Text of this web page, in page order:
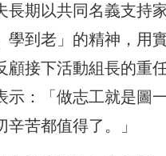
長期以共同名義支持
學到老」的精神，用
顧接下活動組長的重
示：「做志工就是圖
苦都值得了。」